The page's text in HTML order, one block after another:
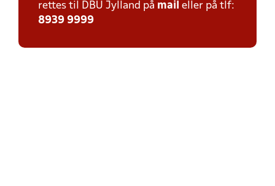
rettes til DBU Jylland på mail eller på tlf:
8939 9999